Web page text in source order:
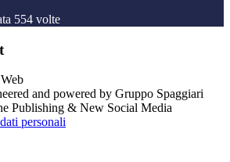
554 volte
and powered by Gruppo Spaggiari
Publishing & New Social Media
personali